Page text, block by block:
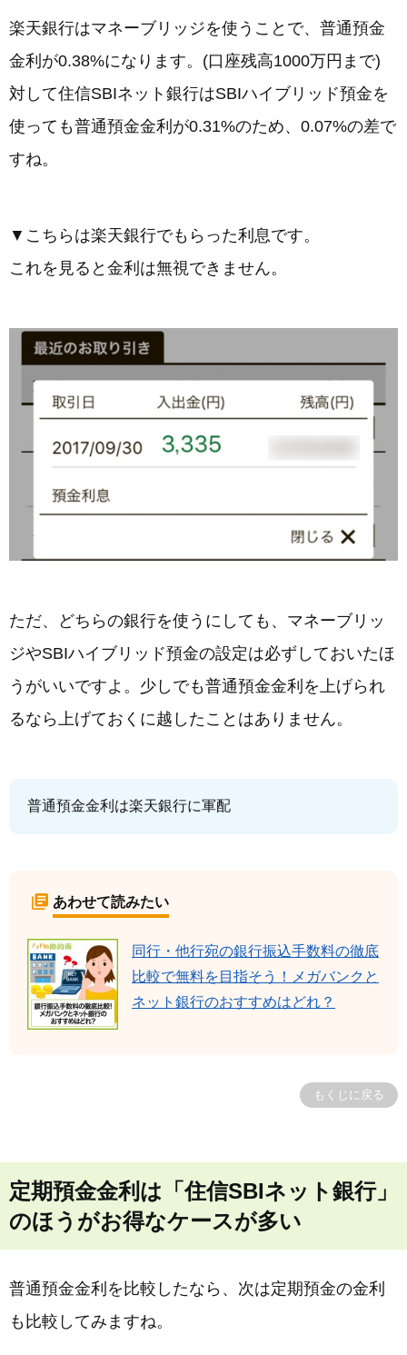
楽天銀行はマネーブリッジを使うことで、普通預金
金利が0.38%になります。(口座残高1000万円まで)
対して住信SBIネット銀行はSBIハイブリッド預金を
使っても普通預金金利が0.31%のため、0.07%の差で
すね。
▼こちらは楽天銀行でもらった利息です。
これを見ると金利は無視できません。
ただ、どちらの銀行を使うにしても、マネーブリッ
ジやSBIハイブリッド預金の設定は必ずしておいたほ
うがいいですよ。少しでも普通預金金利を上げられ
るなら上げておくに越したことはありません。
普通預金金利は楽天銀行に軍配
あわせて読みたい
同行・他行宛の銀行振込手数料の徹底
比較で無料を目指そう！メガバンクと
ネット銀行のおすすめはどれ？
もくじに戻る
定期預金金利は「住信SBIネット銀行」
のほうがお得なケースが多い
普通預金金利を比較したなら、次は定期預金の金利
も比較してみますね。